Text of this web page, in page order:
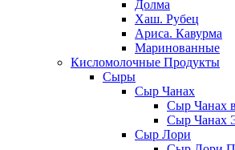
Долма
Хаш. Рубец
Ариса. Кавурма
Маринованные
Кисломолочные Продукты
Сыры
Сыр Чанах
Сыр Чанах
Сыр Чанах
Сыр Лори